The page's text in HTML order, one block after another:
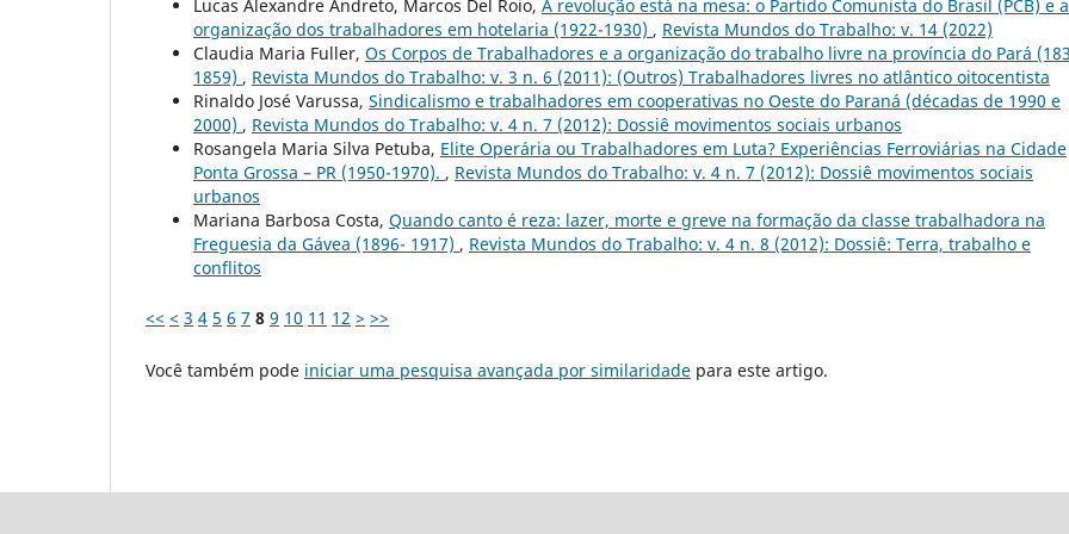
Lucas Alexandre Andreto, Marcos Del Roio, A revolução está na mesa: o Partido Comunista do Brasil (PCB) e a
organização dos trabalhadores em hotelaria (1922-1930) , Revista Mundos do Trabalho: v. 14 (2022)
Claudia Maria Fuller, Os Corpos de Trabalhadores e a organização do trabalho livre na província do Pará
1859) , Revista Mundos do Trabalho: v. 3 n. 6 (2011): (Outros) Trabalhadores livres no atlântico oitocentista
Rinaldo José Varussa, Sindicalismo e trabalhadores em cooperativas no Oeste do Paraná (décadas de 1990 e
2000) , Revista Mundos do Trabalho: v. 4 n. 7 (2012): Dossiê movimentos sociais urbanos
Rosangela Maria Silva Petuba, Elite Operária ou Trabalhadores em Luta? Experiências Ferroviárias na Cidade
Ponta Grossa – PR (1950-1970). , Revista Mundos do Trabalho: v. 4 n. 7 (2012): Dossiê movimentos sociais
urbanos
Mariana Barbosa Costa, Quando canto é reza: lazer, morte e greve na formação da classe trabalhadora na
Freguesia da Gávea (1896- 1917) , Revista Mundos do Trabalho: v. 4 n. 8 (2012): Dossiê: Terra, trabalho e
conflitos
<< < 3 4 5 6 7 8 9 10 11 12 > >>
Você também pode iniciar uma pesquisa avançada por similaridade para este artigo.